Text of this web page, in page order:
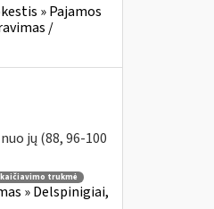
» Pajamos
/
jų (88, 96-100
trukmė
» Delspinigiai,